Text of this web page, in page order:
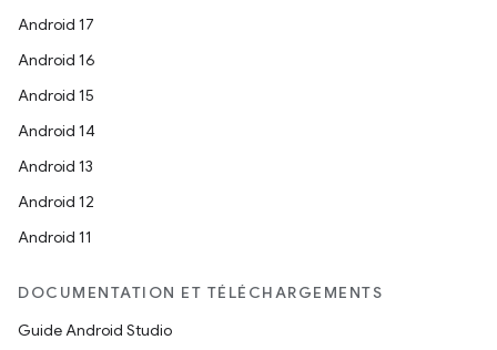
Android 17
Android 16
Android 15
Android 14
Android 13
Android 12
Android 11
DOCUMENTATION ET TÉLÉCHARGEMENTS
Guide Android Studio